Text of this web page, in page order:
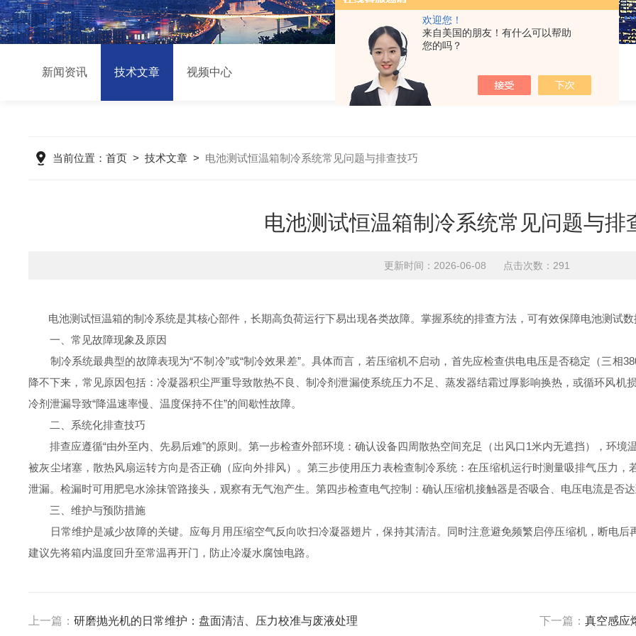
欢迎您！
来自美国的朋友！有什么可以帮助
您的吗？
新闻资讯 技术文章 视频中心
当前位置：首页 >技术文章 > 电池测试恒温箱制冷系统常见问题与排查技巧
电池测试恒温箱制冷系统常见问题与排
更新时间：2026-06-08 点击次数：291
电池测试恒温箱的制冷系统是其核心部件，长期高负荷运行下易出现各类故障。掌握系统的排查方法，可有效保障电池测试
一、常见故障现象及原因
制冷系统最典型的故障表现为“不制冷”或“制冷效果差”。具体而言，若压缩机不启动，首先应检查供电电压是否稳定（三相
降不下来，常见原因包括：冷凝器积尘严重导致散热不良、制冷剂泄漏使系统压力不足、蒸发器结霜过厚影响换热，或循环风机
冷剂泄漏导致“降温速率慢、温度保持不住”的间歇性故障。
二、系统化排查技巧
排查应遵循“由外至内、先易后难”的原则。第一步检查外部环境：确认设备四周散热空间充足（出风口1米内无遮挡），环境
被灰尘堵塞，散热风扇运转方向是否正确（应向外排风）。第三步使用压力表检查制冷系统：在压缩机运行时测量吸排气压力，
泄漏。检漏时可用肥皂水涂抹管路接头，观察有无气泡产生。第四步检查电气控制：确认压缩机接触器是否吸合、电压电流是否
三、维护与预防措施
日常维护是减少故障的关键。应每月用压缩空气反向吹扫冷凝器翅片，保持其清洁。同时注意避免频繁启停压缩机，断电后
建议先将箱内温度回升至常温再开门，防止冷凝水腐蚀电路。
上一篇：研磨抛光机的日常维护：盘面清洁、压力校准与废液处理 下一篇： 真空感应